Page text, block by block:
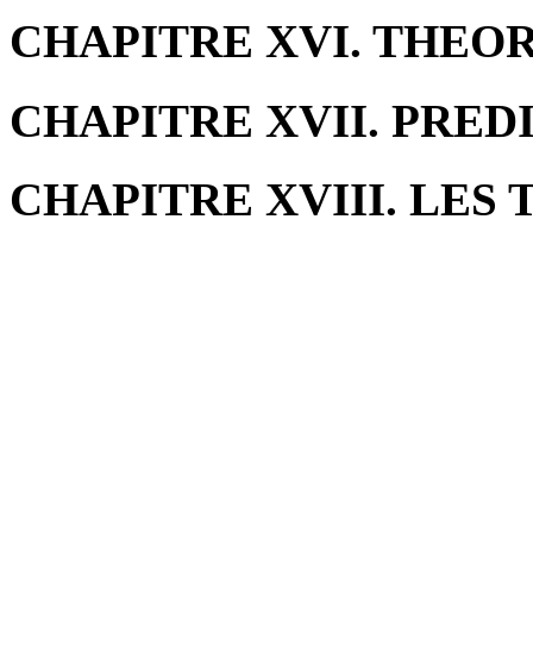
CHAPITRE XVI.
CHAPITRE XVII.
CHAPITRE XVIII. LES